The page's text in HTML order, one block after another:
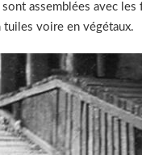
assemblées avec
tuiles voire en végétaux.